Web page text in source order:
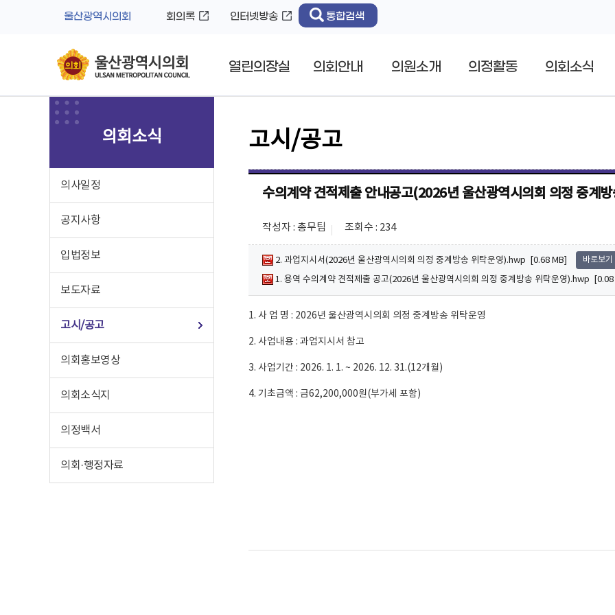
울산광역시의회 회의록 인터넷방송 통합검색
열린의장실 의회안내 의원소개 의정활동 의회소식
의회소식
의사일정
공지사항
입법정보
보도자료
고시/공고
의회홍보영상
의회소식지
의정백서
의회·행정자료
고시/공고
수의계약 견적제출 안내공고(2026년 울산광역시의회 의정 중계
작성자 : 총무팀 조회수 : 234
2. 과업지시서(2026년 울산광역시의회 의정 중계방송 위탁운영).hwp [0.68 MB] 바로보기
1. 용역 수의계약 견적제출 공고(2026년 울산광역시의회 의정 중계방송 위탁운영).hwp
1. 사 업 명 : 2026년 울산광역시의회 의정 중계방송 위탁운영
2. 사업내용 : 과업지시서 참고
3. 사업기간 : 2026. 1. 1. ~ 2026. 12. 31.(12개월)
4. 기초금액 : 금62,200,000원(부가세 포함)